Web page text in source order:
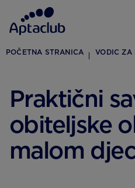
POČETNA STRANICA VODIC ZA
Praktični
obiteljske
malom